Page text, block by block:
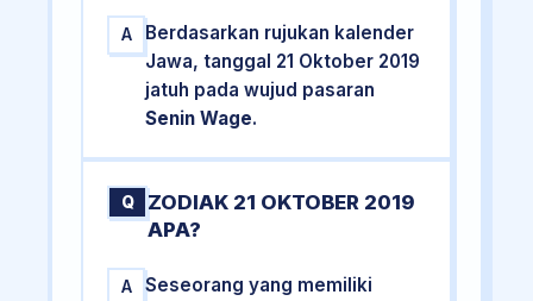
A
Berdasarkan rujukan kalender
Jawa, tanggal 21 Oktober 2019
jatuh pada wujud pasaran
Senin Wage.
Q
ZODIAK 21 OKTOBER 2019
APA?
A
Seseorang yang memiliki